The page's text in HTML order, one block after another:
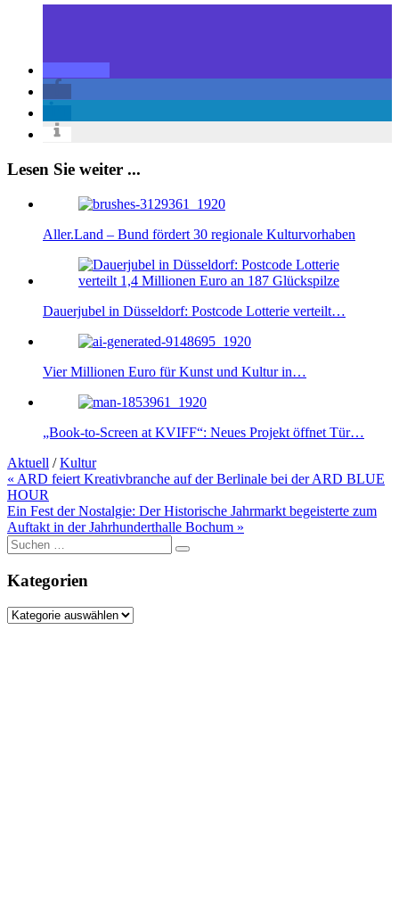
Lesen Sie weiter ...
Aller.Land – Bund fördert 30 regionale Kulturvorhaben
Dauerjubel in Düsseldorf: Postcode Lotterie verteilt…
Vier Millionen Euro für Kunst und Kultur in…
„Book-to-Screen at KVIFF“: Neues Projekt öffnet Tür…
Aktuell /Kultur
Beitragsnavigation
« ARD feiert Kreativbranche auf der Berlinale bei der ARD BLUE
HOUR
Ein Fest der Nostalgie: Der Historische Jahrmarkt begeisterte zum
Auftakt in der Jahrhunderthalle Bochum »
Suche
nach:
Kategorien
Kategorien